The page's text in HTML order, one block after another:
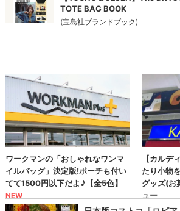
TOTE BAG BOOK
(宝島社ブランドブック)